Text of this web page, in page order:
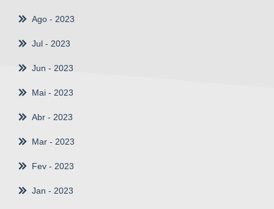
Ago - 2023
Jul - 2023
Jun - 2023
Mai - 2023
Abr - 2023
Mar - 2023
Fev - 2023
Jan - 2023